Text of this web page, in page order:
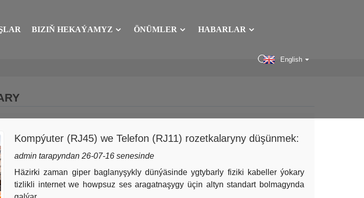
BIZIŇ HEKAÝAMYZ ÖNÜMLER HABARLAR
English
Kompýuter (RJ45) we Telefon (RJ11) rozetkalaryny düşünmek:
Importçylar we potratçylar üçin gollanma
admin tarapyndan 26-07-16 senesinde
Häzirki zaman giper baglanyşykly dünýäsinde ygtybarly fiziki kabeller ýokary
tizlikli internet we howpsuz ses aragatnaşygy üçin altyn standart bolmagynda